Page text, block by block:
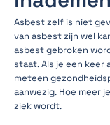
Asbest zelf is niet
van asbest zijn wel
asbest gebroken
staat. Als je een
meteen
aanwezig. Hoe meer
ziek wordt.